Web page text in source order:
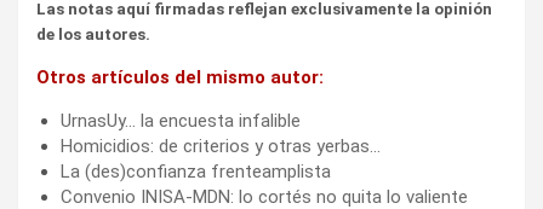
Las notas aquí firmadas reflejan exclusivamente la opinión
de los autores.
Otros artículos del mismo autor:
UrnasUy… la encuesta infalible
Homicidios: de criterios y otras yerbas…
La (des)confianza frenteamplista
Convenio INISA-MDN: lo cortés no quita lo valiente